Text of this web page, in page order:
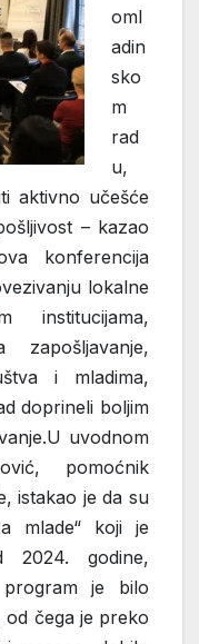
oml
adin
sko
m
rad
u,
aktivno učešće
– kazao
konferencija
lokalne
institucijama,
i mladima,
doprineli boljim
uvodnom
pomoćnik
istakao je da su
mlade“ koji je
godine,
je bilo
čega je preko